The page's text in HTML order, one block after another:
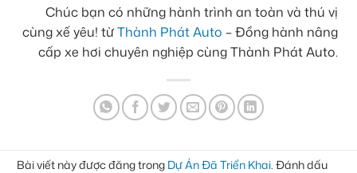
Chúc bạn có những hành trình an toàn và thú vị
cùng xế yêu! từThành Phát Auto – Đồng hành nâng
cấp xe hơi chuyên nghiệp cùng Thành Phát Auto.
Bài viết này được đăng trong Dự Án Đã Triển Khai . Đánh dấu